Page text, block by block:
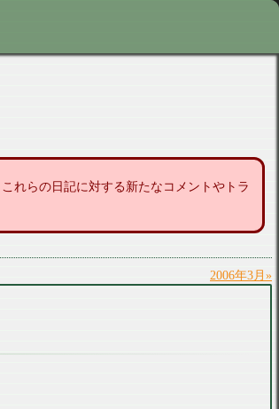
れらの日記に対する新たなコメントやトラ
2006年3月